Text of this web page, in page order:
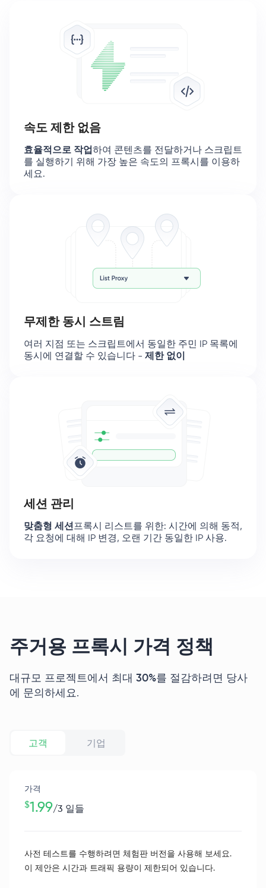
속도 제한 없음
효율적으로 작업하여 콘텐츠를 전달하거나 스크립트
를 실행하기 위해 가장 높은 속도의 프록시를 이용하
세요.
무제한 동시 스트림
여러 지점 또는 스크립트에서 동일한 주민 IP 목록에
동시에 연결할 수 있습니다 - 제한 없이
세션 관리
맞춤형 세션프록시 리스트를 위한: 시간에 의해 동적,
각 요청에 대해 IP 변경, 오랜 기간 동일한 IP 사용.
주거용 프록시 가격 정책
대규모 프로젝트에서 최대 30%를 절감하려면 당사
에 문의하세요.
고객 기업
가격
$1.99/3 일들
사전 테스트를 수행하려면 체험판 버전을 사용해 보세요.
이 제안은 시간과 트래픽 용량이 제한되어 있습니다.